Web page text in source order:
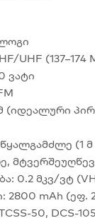
UHF
ვატი
(იდეალური
(1
0.2 მკვ/ვტ
2800 mAh (ეფ.
50, DCS-